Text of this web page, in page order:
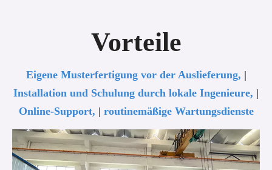
Vorteile
Eigene Musterfertigung vor der Auslieferung, |
Installation und Schulung durch lokale Ingenieure, |
Online-Support, | routinemäßige Wartungsdienste